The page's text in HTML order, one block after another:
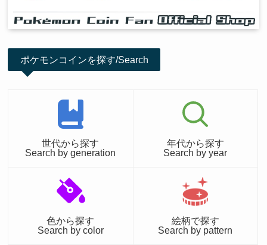
ポケモンコインを探す/Search
世代から探す
Search by generation
年代から探す
Search by year
色から探す
Search by color
絵柄で探す
Search by pattern